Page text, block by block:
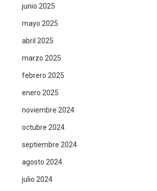
junio 2025
mayo 2025
abril 2025
marzo 2025
febrero 2025
enero 2025
noviembre 2024
octubre 2024
septiembre 2024
agosto 2024
julio 2024